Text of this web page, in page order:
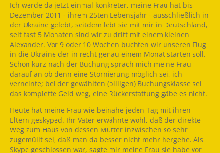
Ich werde da jetzt einmal konkreter, meine Frau hat bis
Dezember 2011 - ihrem 25ten Lebensjahr - ausschließlich in
der Ukraine gelebt, seitdem lebt sie mit mir in Deutschland,
seit fast 5 Monaten sind wir zu dritt mit einem kleinen
Alexander. Vor 9 oder 10 Wochen buchten wir unseren Flug
in die Ukraine der in recht genau einem Monat starten soll.
Schon kurz nach der Buchung sprach mich meine Frau
darauf an ob denn eine Stornierung möglich sei, ich
verneinte; bei der gewählten (billigen) Buchungsklasse sei
das komplette Geld weg, eine Rückerstattung gäbe es nicht.
Heute hat meine Frau wie beinahe jeden Tag mit ihren
Eltern geskyped. Ihr Vater erwähnte wohl, daß der direkte
Weg zum Haus von dessen Mutter inzwischen so sehr
zugemüllt sei, daß man da besser nicht mehr hergehe. Als
Skype geschlossen war, sagte mir meine Frau sie habe vor